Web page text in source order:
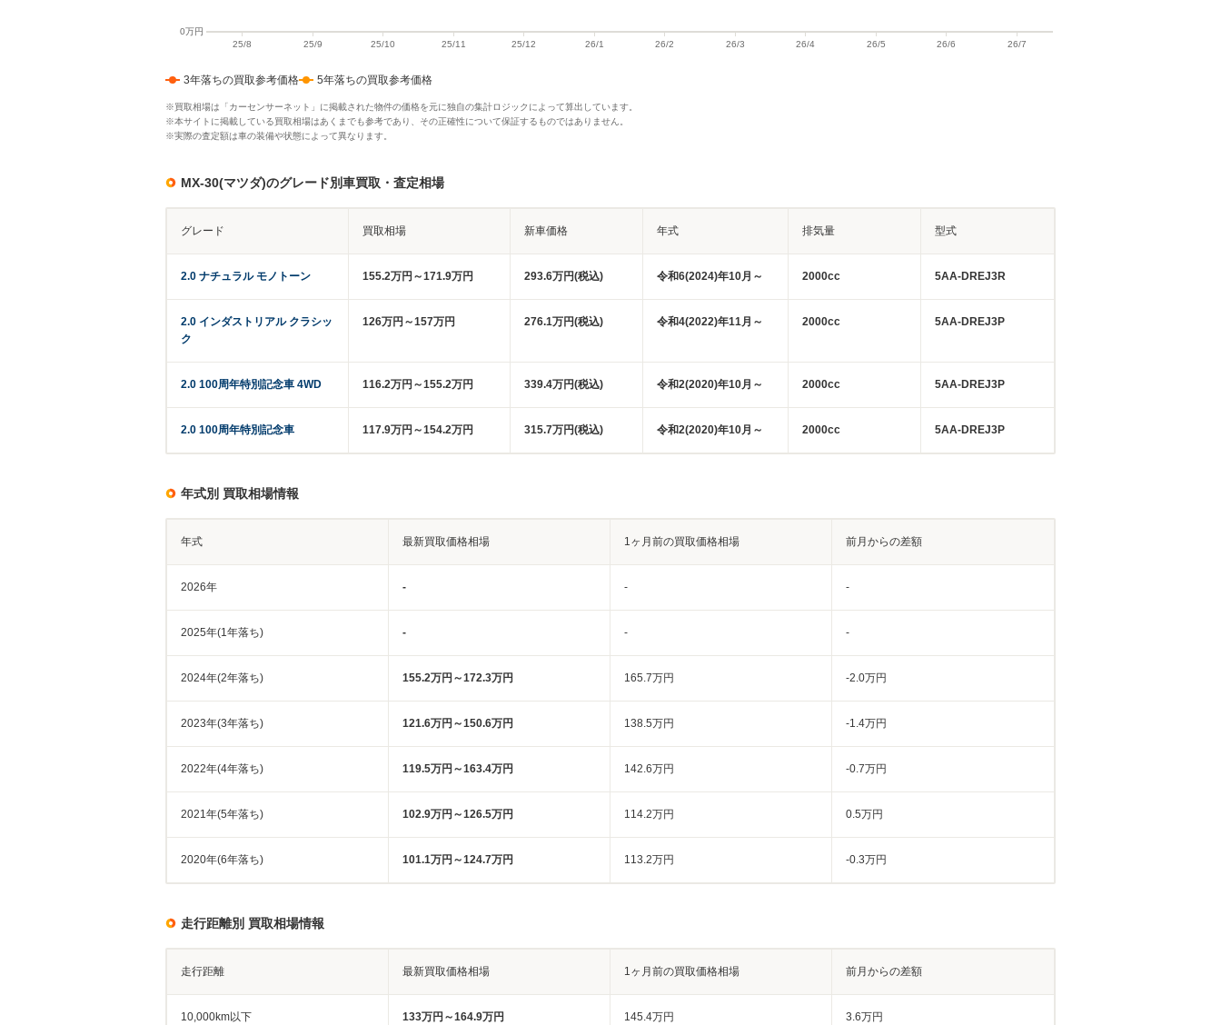
3年落ちの買取参考価格 5年落ちの買取参考価格
※買取相場は「カーセンサーネット」に掲載された物件の価格を元に独自の集計ロジックによって算出しています。
※本サイトに掲載している買取相場はあくまでも参考であり、その正確性について保証するものではありません。
※実際の査定額は車の装備や状態によって異なります。
MX-30(マツダ)のグレード別車買取・査定相場
グレード 買取相場 新車価格 年式 排気量 型式
2.0 ナチュラル モノトーン 155.2万円～171.9万円 293.6万円(税込) 令和6(2024)年10月～ 2000cc 5AA-DREJ3R
2.0 インダストリアル クラシッ
ク
126万円～157万円 276.1万円(税込) 令和4(2022)年11月～ 2000cc 5AA-DREJ3P
2.0 100周年特別記念車 4WD 116.2万円～155.2万円 339.4万円(税込) 令和2(2020)年10月～ 2000cc 5AA-DREJ3P
2.0 100周年特別記念車 117.9万円～154.2万円 315.7万円(税込) 令和2(2020)年10月～ 2000cc 5AA-DREJ3P
年式別 買取相場情報
年式 最新買取価格相場 1ヶ月前の買取価格相場 前月からの差額
2026年 - - -
2025年(1年落ち) - - -
2024年(2年落ち) 155.2万円～172.3万円 165.7万円 -2.0万円
2023年(3年落ち) 121.6万円～150.6万円 138.5万円 -1.4万円
2022年(4年落ち) 119.5万円～163.4万円 142.6万円 -0.7万円
2021年(5年落ち) 102.9万円～126.5万円 114.2万円 0.5万円
2020年(6年落ち) 101.1万円～124.7万円 113.2万円 -0.3万円
走行距離別 買取相場情報
走行距離 最新買取価格相場 1ヶ月前の買取価格相場 前月からの差額
10,000km以下 133万円～164.9万円 145.4万円 3.6万円